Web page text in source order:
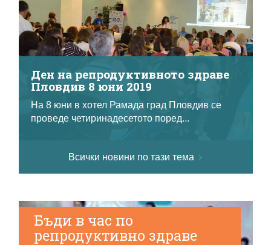
Ден на репродуктивното здраве
Пловдив 8 юни 2019
На 8 юни в хотел Рамада град Пловдив се
проведе четиринадесетото поред...
Всички новини по тази тема
Бъди в час по
репродуктивно здраве